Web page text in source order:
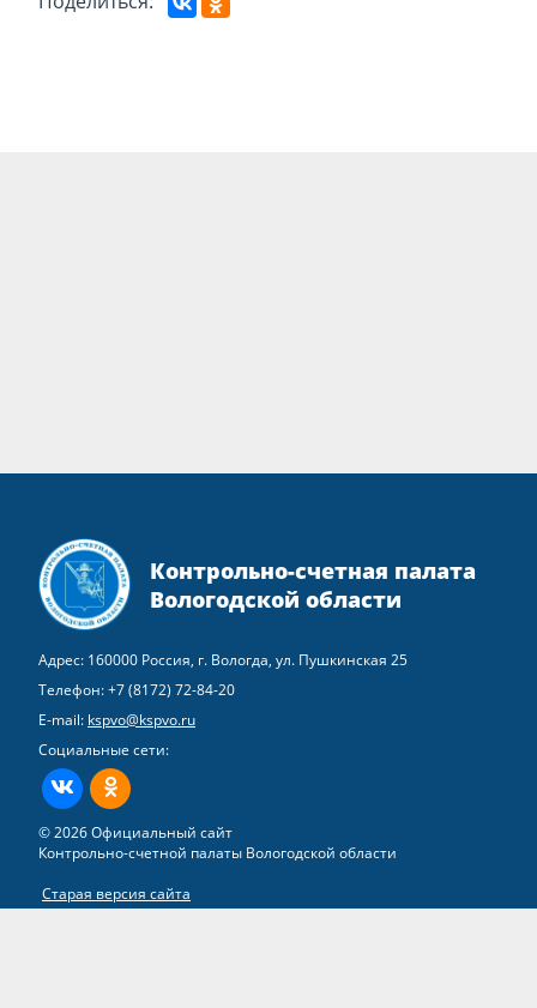
Контрольно-счетная палата
Вологодской области
Адрес: 160000 Россия, г. Вологда, ул. Пушкинская 25
Телефон:+7 (8172) 72-84-20
E-mail: kspvo@kspvo.ru
Социальные сети:
ВКонтактеОдноклассники
© 2026 Официальный сайт
Контрольно-счетной палаты Вологодской области
Старая версия сайта